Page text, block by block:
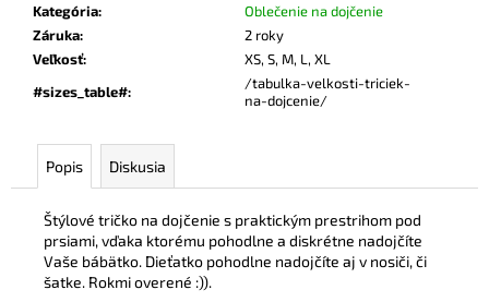
Kategória:
Oblečenie na dojčenie
Záruka:
2 roky
Veľkosť:
XS, S, M, L, XL
#sizes_table#:
/tabulka-velkosti-triciek-
na-dojcenie/
Popis Diskusia
Štýlové tričko na dojčenie s praktickým prestrihom pod
prsiami, vďaka ktorému pohodlne a diskrétne nadojčíte
Vaše bábätko. Dieťatko pohodlne nadojčíte aj v nosiči, či
šatke. Rokmi overené :)).